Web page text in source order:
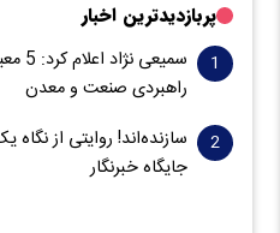
پربازدیدترین اخبار
راهبردی صنعت و معدن
سازنده‌اند! روایتی از
جایگاه خبرنگار